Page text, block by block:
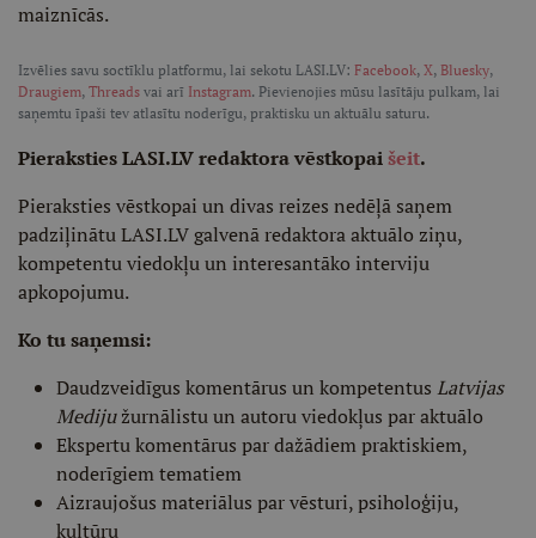
maiznīcās.
Izvēlies savu soctīklu platformu, lai sekotu LASI.LV: Facebook, X, Bluesky,
Draugiem, Threads vai arī Instagram. Pievienojies mūsu lasītāju pulkam, lai
saņemtu īpaši tev atlasītu noderīgu, praktisku un aktuālu saturu.
Pieraksties LASI.LV redaktora vēstkopaišeit.
Pieraksties vēstkopai un divas reizes nedēļā saņem
padziļinātu LASI.LV galvenā redaktora aktuālo ziņu,
kompetentu viedokļu un interesantāko interviju
apkopojumu.
Ko tu saņemsi:
Daudzveidīgus komentārus un kompetentus Latvijas
Medijužurnālistu un autoru viedokļus par aktuālo
Ekspertu komentārus par dažādiem praktiskiem,
noderīgiem tematiem
Aizraujošus materiālus par vēsturi, psiholoģiju,
kultūru